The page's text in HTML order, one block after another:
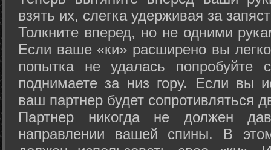
взять их, слегка удерживая за
Толкните вперед, но не одними
Если ваше «ки» расширено вы
попытка не удалась попробуйте
поднимаете за низ гору. Если вы
ваш партнер будет сопротивляться
Партнер никогда не должен
направлении вашей спины. В